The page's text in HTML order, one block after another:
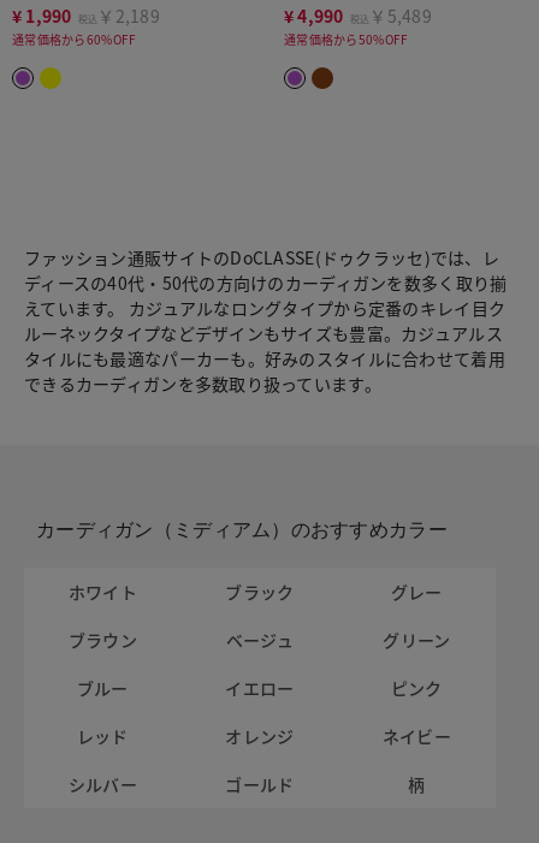
¥ 1,990 税込 ￥2,189
通常価格から60%OFF
¥4,990 税込 ￥5,489
通常価格から50%OFF
ファッション通販サイトのDoCLASSE(ドゥクラッセ)では、レ
ディースの40代・50代の方向けのカーディガンを数多く取り揃
えています。 カジュアルなロングタイプから定番のキレイ目ク
ルーネックタイプなどデザインもサイズも豊富。カジュアルス
タイルにも最適なパーカーも。好みのスタイルに合わせて着用
できるカーディガンを多数取り扱っています。
カーディガン（ミディアム）のおすすめカラー
ホワイト ブラック
グレー
ブラウン
ベージュ
グリーン
ブルー
イエロー
ピンク
レッド
オレンジ
ネイビー
シルバー
ゴールド 柄